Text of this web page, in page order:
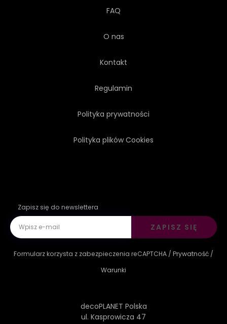
FAQ
O nas
Kontakt
Regulamin
Polityka prywatności
Polityka plików Cookies
Zapisz się do newslettera
ZAPISZ SIĘ
Formularz korzysta z zabezpieczenia reCAPTCHA / Prywatność /
Warunki
decoPLANET Polska
ul. Kasprowicza 47